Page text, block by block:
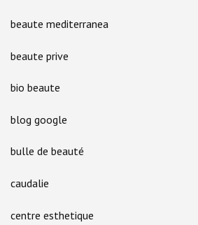
beaute mediterranea
beaute prive
bio beaute
blog google
bulle de beauté
caudalie
centre esthetique